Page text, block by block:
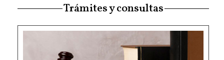
Trámites y consultas